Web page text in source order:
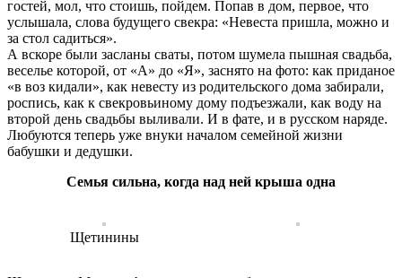
гостей, мол, что стоишь, пойдем. Попав в дом, первое, что
услышала, слова будущего свекра: «Невеста пришла, можно и
за стол садиться».
А вскоре были засланы сваты, потом шумела пышная свадьба,
веселье которой, от «А» до «Я», заснято на фото: как приданое
«в воз кидали», как невесту из родительского дома забирали,
роспись, как к свекровьиному дому подъезжали, как воду на
второй день свадьбы выливали. И в фате, и в русском наряде.
Любуются теперь уже внуки началом семейной жизни
бабушки и дедушки.
Семья сильна, когда над ней крыша одна
Щетинины